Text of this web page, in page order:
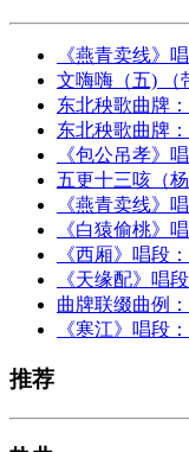
《燕青卖线》
文嗨嗨（五) （
东北秧歌曲牌
东北秧歌曲牌
《包公吊孝》
五更十三咳（
《燕青卖线》
《白猿偷桃》
《西厢》唱段
《天缘配》唱
曲牌联缀曲例
《寒江》唱段
推荐